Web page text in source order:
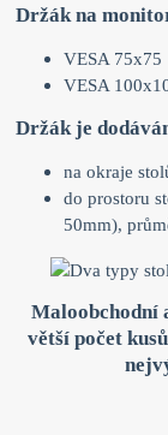
Držák na
VESA 75x75
VESA
Držák je
na okraje
do prostoru
50mm),
Maloobchodní
větší počet